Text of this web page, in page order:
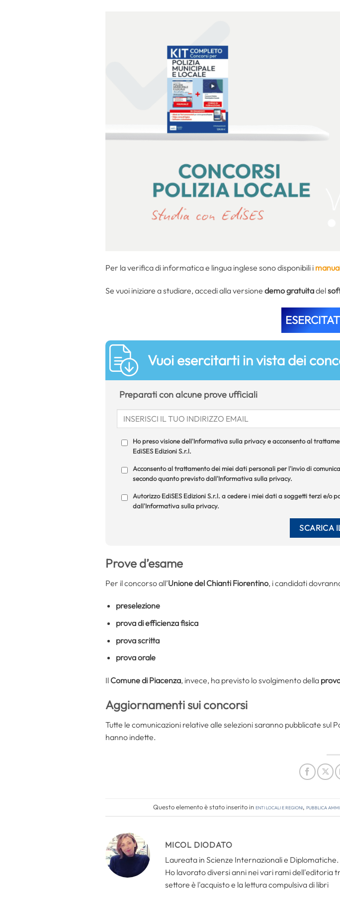
Per la verifica di informatica e lingua inglese sono disponibili i
Se vuoi iniziare a studiare, accedi alla versione demo gratuitadel
Vuoi esercitarti in vista dei
Preparati con alcune prove ufficiali
Ho preso visione dell'Informativa sulla privacy e acconsento al
EdiSES Edizioni S.r.l.
Acconsento al trattamento dei miei dati personali per l'invio di
secondo quanto previsto dall'Informativa sulla privacy.
Autorizzo EdiSES Edizioni S.r.l. a cedere i miei dati a soggetti terzi e/
dall'Informativa sulla privacy.
Prove d’esame
Per il concorso all’Unione del Chianti Fiorentino, i candidati
preselezione
prova di efficienza fisica
prova scritta
prova orale
Il Comune di Piacenza, invece, ha previsto lo svolgimento della
Aggiornamenti sui concorsi
Tutte le comunicazioni relative alle selezioni saranno pubblicate sul
hanno indette.
Questo elemento è stato inserito inEnti locali e regioni, Pubblica
MICOL DIODATO
Laureata in Scienze Internazionali e
Ho lavorato diversi anni nei vari rami dell'editoria
settore è l'acquisto e la lettura compulsiva di libri